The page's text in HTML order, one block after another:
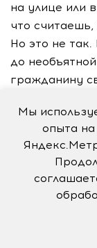
на улице или
что
Но это не
до
гражданину
С этих
в себе
играет
ребенок от
во взрослой
Мы
опыта